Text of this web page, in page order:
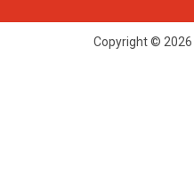
Copyright ©